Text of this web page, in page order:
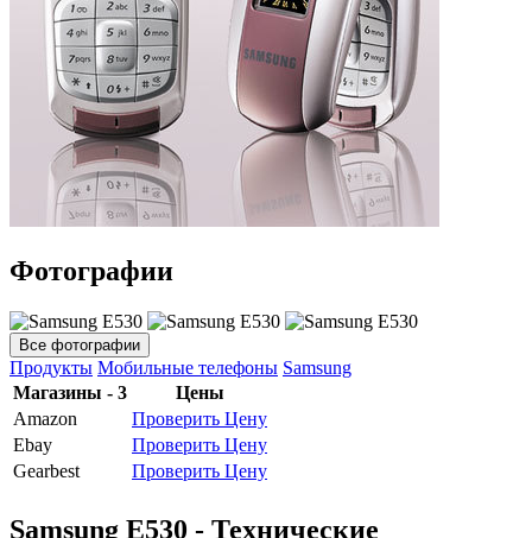
Фотографии
Все фотографии
Продукты Мобильные телефоны Samsung
Магазины - 3
Цены
Amazon
Проверить Цену
Ebay
Проверить Цену
Gearbest
Проверить Цену
Samsung E530 - Технические